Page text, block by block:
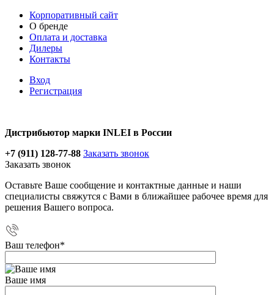
Корпоративный сайт
О бренде
Оплата и доставка
Дилеры
Контакты
Вход
Регистрация
Дистрибьютор марки INLEI в России
+7 (911) 128-77-88 Заказать звонок
Заказать звонок
Оставьте Ваше сообщение и контактные данные и наши
специалисты свяжутся с Вами в ближайшее рабочее время для
решения Вашего вопроса.
Ваш телефон*
Ваше имя